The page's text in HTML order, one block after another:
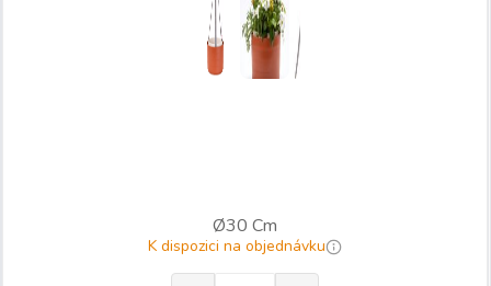
Ø30 Cm
K dispozici na objednávku